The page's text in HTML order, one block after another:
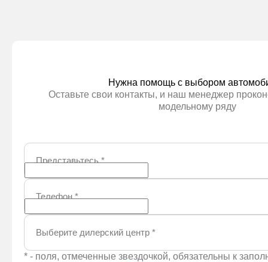
Нужна помощь с выбором
Оставьте свои контакты, и наш менеджер
модельному ряду
Представьтесь*
Телефон*
Выберите дилерский центр *
* - поля, отмеченные звездочкой, обязательны к